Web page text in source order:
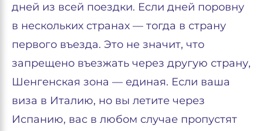
дней из всей поездки. Если дней поровну
в нескольких странах — тогда в страну
первого въезда. Это не значит, что
запрещено въезжать через другую страну,
Шенгенская зона — единая. Если ваша
виза в Италию, но вы летите через
Испанию, вас в любом случае пропустят